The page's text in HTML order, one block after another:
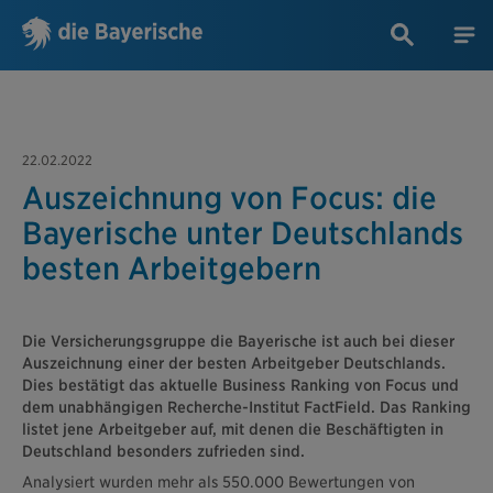
22.02.2022
Auszeichnung von Focus: die
Bayerische unter Deutschlands
besten Arbeitgebern
Die Versicherungsgruppe die Bayerische ist auch bei dieser
Auszeichnung einer der besten Arbeitgeber Deutschlands.
Dies bestätigt das aktuelle Business Ranking von Focus und
dem unabhängigen Recherche-Institut FactField. Das Ranking
listet jene Arbeitgeber auf, mit denen die Beschäftigten in
Deutschland besonders zufrieden sind.
Analysiert wurden mehr als 550.000 Bewertungen von